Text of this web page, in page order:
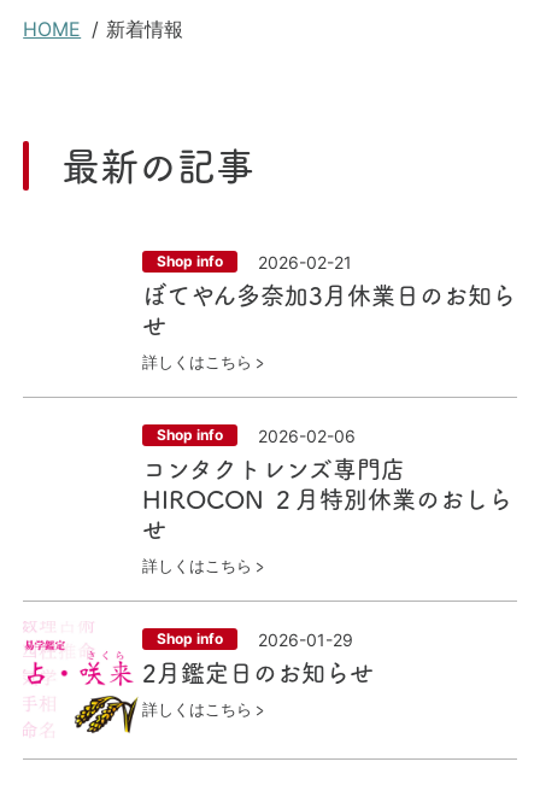
現
置
HOME 新着情報
最新の記事
Shop info 2026-02-21
ぼてやん多奈加3月休業日のお知ら
せ
詳しくはこちら
Shop info 2026-02-06
コンタクトレンズ専門店
HIROCON ２月特別休業のおしら
せ
詳しくはこちら
Shop info 2026-01-29
2月鑑定日のお知らせ
詳しくはこちら